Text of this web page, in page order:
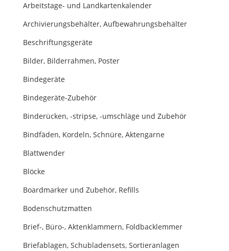
Arbeitstage- und Landkartenkalender
Archivierungsbehälter, Aufbewahrungsbehälter
Beschriftungsgeräte
Bilder, Bilderrahmen, Poster
Bindegeräte
Bindegeräte-Zubehör
Binderücken, -stripse, -umschläge und Zubehör
Bindfäden, Kordeln, Schnüre, Aktengarne
Blattwender
Blöcke
Boardmarker und Zubehör, Refills
Bodenschutzmatten
Brief-, Büro-, Aktenklammern, Foldbacklemmer
Briefablagen, Schubladensets, Sortieranlagen